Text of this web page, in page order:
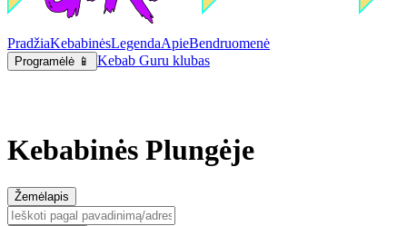
PradžiaKebabinėsLegendaApieBendruomenė
Programėlė 📱 Kebab Guru klubas
Kebabinės Plungėje
Žemėlapis